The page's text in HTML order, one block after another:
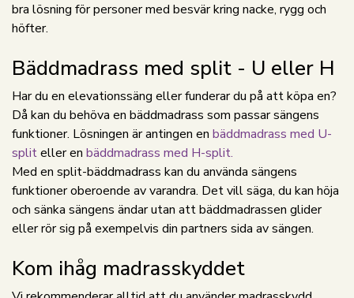
bra lösning för personer med besvär kring nacke, rygg och
höfter.
Bäddmadrass med split - U eller H
Har du en elevationssäng eller funderar du på att köpa en?
Då kan du behöva en bäddmadrass som passar sängens
funktioner. Lösningen är antingen en bäddmadrass med U-
spliteller en bäddmadrass med H-split.
Med en split-bäddmadrass kan du använda sängens
funktioner oberoende av varandra. Det vill säga, du kan höja
och sänka sängens ändar utan att bäddmadrassen glider
eller rör sig på exempelvis din partners sida av sängen.
Kom ihåg madrasskyddet